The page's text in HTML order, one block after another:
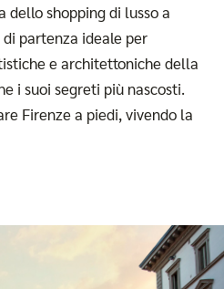
dello shopping di lusso a
partenza ideale per
e architettoniche della
i suoi segreti più nascosti.
Firenze a piedi, vivendo la